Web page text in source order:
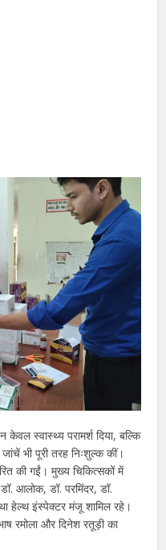
केवल स्वास्थ्य परामर्श दिया, बल्कि
भी पूरी तरह निःशुल्क कीं।
की गईं। मुख्य चिकित्सकों में
डॉ. आलोक, डॉ. परमिंदर, डॉ.
हेल्थ इंस्पेक्टर मंजू शामिल रहे।
रमोला और दिनेश रतूड़ी का